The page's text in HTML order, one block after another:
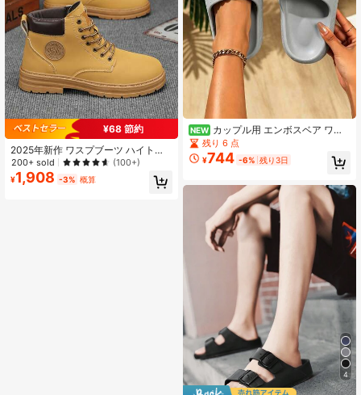
¥68 節約
2025年新作 ワスプブーツ ハイトッ
プ ワークブーツ ブリティッシュスタ
イル メンズ 通年用 サーマルライニ
ング付き/なし、プラスサイズ レザー
200+ sold (100+)
¥1,908 -3% 概算
NEW カップル用 エンボスベア ワン
ピース スライドサンダル、マルチカ
ラーオプション、EVA成型 室内/屋外
兼用スリッパ
残り 6 点
¥744 -6% 残り3日
4